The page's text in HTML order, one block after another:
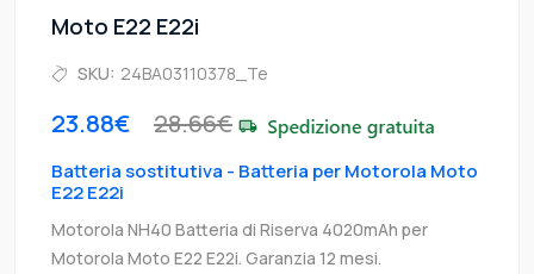
Moto E22 E22i
SKU: 24BA03110378_Te
23.88€ 28.66€
Batteria sostitutiva - Batteria per Motorola Moto
E22 E22i
Motorola NH40 Batteria di Riserva 4020mAh per
Motorola Moto E22 E22i. Garanzia 12 mesi.